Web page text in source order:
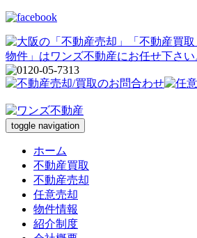
toggle navigation
ホーム
不動産買取
不動産売却
任意売却
物件情報
紹介制度